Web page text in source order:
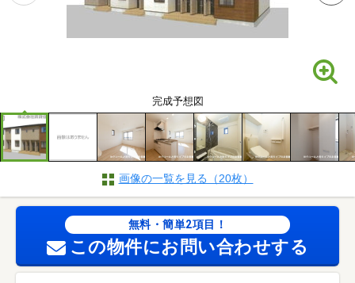
完成予想図
画像の一覧を見る（20枚）
無料・簡単2項目！
この物件にお問い合わせする